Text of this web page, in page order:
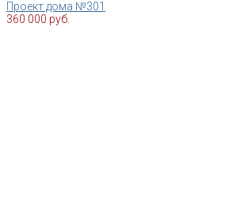
Проект дома №301
360 000 руб.